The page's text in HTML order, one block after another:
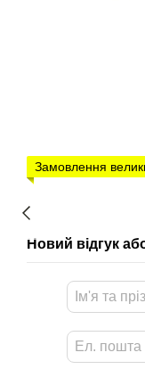
Замовлення
Новий відгук